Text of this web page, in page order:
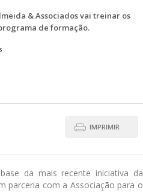
& Associados vai treinar os
de formação.
IMPRIMIR
da mais recente iniciativa da
parceria com a Associação para o